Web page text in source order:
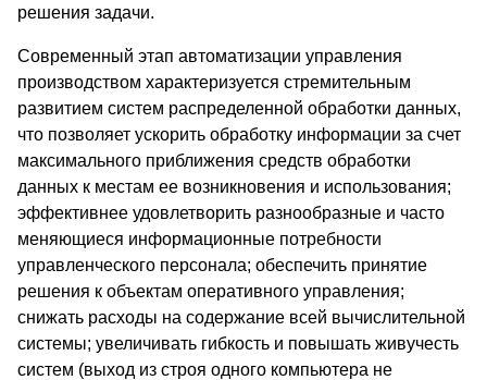
решения задачи.
Современный этап автоматизации управления
производством характеризуется стремительным
развитием систем распределенной обработки данных,
что позволяет ускорить обработку информации за счет
максимального приближения средств обработки
данных к местам ее возникновения и использования;
эффективнее удовлетворить разнообразные и часто
меняющиеся информационные потребности
управленческого персонала; обеспечить принятие
решения к объектам оперативного управления;
снижать расходы на содержание всей вычислительной
системы; увеличивать гибкость и повышать живучесть
систем (выход из строя одного компьютера не